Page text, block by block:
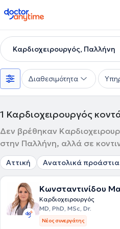
doctoranytime
Καρδιοχειρουργός, Παλλήνη
Διαθεσιμότητα
1 Καρδιοχειρουργός
Δεν βρέθηκαν
στην Παλλήνη, αλλά σε
Αττική Ανατολικά
Κωνσταντινίδου
Καρδιοχειρουργός
MD, PhD, MSc, Dr.
Νέος συνεργάτης